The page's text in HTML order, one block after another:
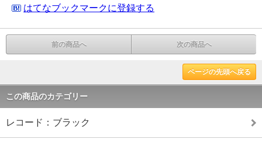
はてなブックマークに登録する
前の商品へ 次の商品へ
ページの先頭へ戻る
この商品のカテゴリー
レコード：ブラック